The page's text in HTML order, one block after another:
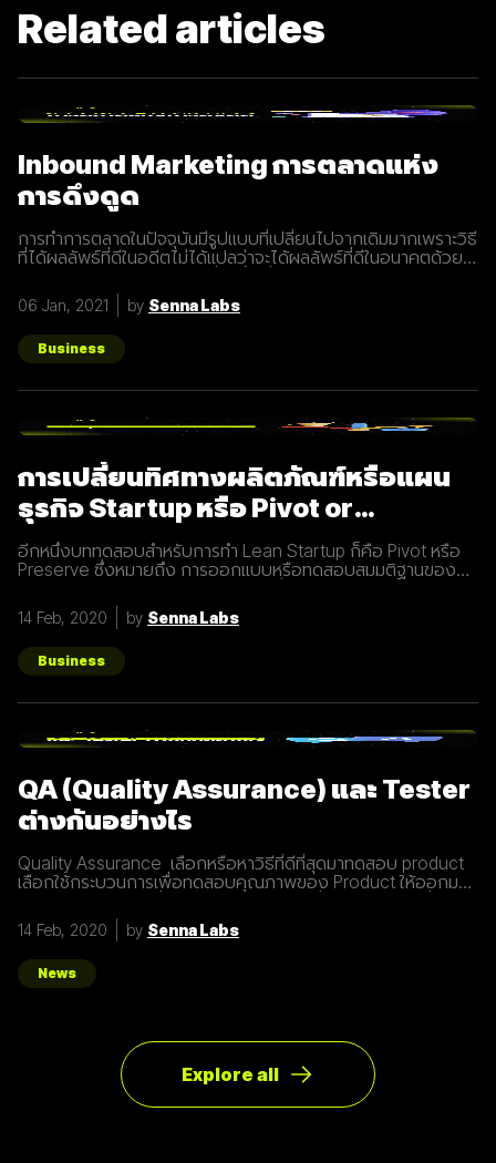
Related articles
Inbound Marketing การตลาดแห่ง
การดึงดูด
การทำการตลาดในปัจจุบันมีรูปแบบที่เปลี่ยนไปจากเดิมมากเพราะวิธี
ที่ได้ผลลัพธ์ที่ดีในอดีตไม่ได้แปลว่าจะได้ผลลัพธ์ที่ดีในอนาคตด้วย
การปรับรูปแบบการทำการตลาดในการสร้างแรงดึงดูดผู้คนและ
คอยส่งมอบคุณค่าเพื่อให้เข้าถึงและสื่อสารกับกลุ่มเป้าหมายได้
อย่างมีประสิทธิภาพ Inbound Marketing คืออะไร Inbound
Marketing คือ การทำการตลาดผ่าน Content ต่างๆ เพื่อดึงดูด
กลุ่มเป้าหมายเข้ามา และตอบสนองความต้องการของลูกค้า โดย
อาจจะทำผ่านเว็บไซต์ หรือผ่านสื่อ Social Media ต่าง ๆ ซึ่งใน
และเทคโนโลยีที่พัฒนาขึ้นมาในปัจจุบันทำให้การทำการตลาดแบบ
Inbound Marketing ยังช่วยสร้างความสัมพันธ์และความน่าเชื่อ
ถือให้กับธุรกิจได้เป็นอย่างดีอีกด้วย หลักการของ Inbound
Marketing Attract สร้าง
06 Jan, 2021 by Senna Labs
Business
การเปลี่ยนทิศทางผลิตภัณฑ์หรือแผน
ธุรกิจ Startup หรือ Pivot or
Preserve
อีกหนึ่งบททดสอบสำหรับการทำ Lean Startup ก็คือ Pivot หรือ
Preserve ซึ่งหมายถึง การออกแบบหรือทดสอบสมมติฐานของ
ที่คาดคิด จึงต้องเปลี่ยนทิศทางเพื่อให้ตอบโจทย์ความต้องการ
ของผู้ใช้ให้มากที่สุด ตัวอย่างการทำ Pivot ตอนแรก Groupon เป็น
Online Activism Platform คือแพลตฟอร์มที่มีไว้เพื่อสร้าง
แคมเปญรณรงค์หรือการเปลี่ยนแปลงบางอย่างในสังคม ซึ่งตอน
แรกแทบจะไม่มีคนเข้ามาใช้งานเลย และแล้วผู้ก่อตั้ง Groupon ก็ได้
เกิดไอเดียทำบล็อกขึ้นในเว็บไซต์โดยลองโพสต์คูปองโปรโมชั่นพิซ
ทิศทางหรือ Pivot จากกลุ่มลูกค้าเดิมเป็นกลุ่มลูกค้าจริง Pivot ถูก
14 Feb, 2020 by Senna Labs
Business
QA (Quality Assurance) และ Tester
ต่างกันอย่างไร
Quality Assurance เลือกหรือหาวิธีที่ดีที่สุดมาทดสอบ product
เลือกใช้กระบวนการเพื่อทดสอบคุณภาพของ Product ให้ออกมา
ป้องกันการเกิด Bug หรือ Defect หรือ Issue Tester ตรวจสอบ
และค้นหา Bug หรือ Defect หรือ Issue ให้ได้มากที่สุดเพื่อให้
Product มีคุณภาพมากที่สุด QA และ Tester ต้องรู้อะไรบ้าง จาก
การที่เราได้พอรู้ว่า QA และ Tester มีความแตกต่างกันอย่างไร
แบบพอสังเขปแล้ว ทีนี้เรามาดูกันว่าการจะเป็น QA หรือ
14 Feb, 2020 by Senna Labs
News
Explore all